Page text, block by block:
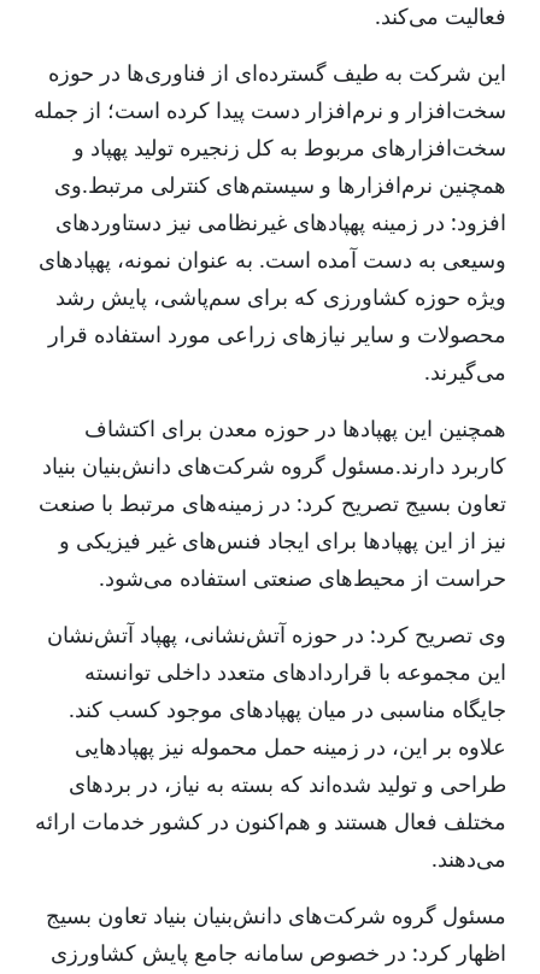
فعالیت می‌کند.
این شرکت به طیف گسترده‌ای از فناوری‌ها در حوزه
سخت‌افزار و نرم‌افزار دست پیدا کرده است؛ از جمله
سخت‌افزارهای مربوط به کل زنجیره تولید پهپاد و
همچنین نرم‌افزارها و سیستم‌های کنترلی مرتبط.وی
افزود: در زمینه پهپادهای غیرنظامی نیز دستاوردهای
وسیعی به دست آمده است. به عنوان نمونه، پهپادهای
ویژه حوزه کشاورزی که برای سم‌پاشی، پایش رشد
محصولات و سایر نیازهای زراعی مورد استفاده قرار
می‌گیرند.
همچنین این پهپادها در حوزه معدن برای اکتشاف
کاربرد دارند.مسئول گروه شرکت‌های دانش‌بنیان بنیاد
تعاون بسیج تصریح کرد: در زمینه‌های مرتبط با صنعت
نیز از این پهپادها برای ایجاد فنس‌های غیر فیزیکی و
حراست از محیط‌های صنعتی استفاده می‌شود.
وی تصریح کرد: در حوزه آتش‌نشانی، پهپاد آتش‌نشان
این مجموعه با قراردادهای متعدد داخلی توانسته
جایگاه مناسبی در میان پهپادهای موجود کسب کند.
علاوه بر این، در زمینه حمل محموله نیز پهپادهایی
طراحی و تولید شده‌اند که بسته به نیاز، در بردهای
مختلف فعال هستند و هم‌اکنون در کشور خدمات ارائه
می‌دهند.
مسئول گروه شرکت‌های دانش‌بنیان بنیاد تعاون بسیج
اظهار کرد: در خصوص سامانه جامع پایش کشاورزی